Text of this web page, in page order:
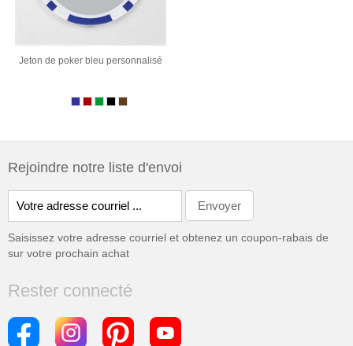
Jeton de poker bleu personnalisé
Rejoindre notre liste d'envoi
Saisissez votre adresse courriel et obtenez un coupon-rabais de
sur votre prochain achat
Rester connecté